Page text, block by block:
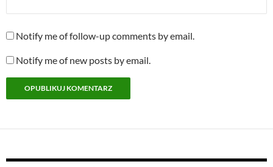
Notify me of follow-up comments by email.
Notify me of new posts by email.